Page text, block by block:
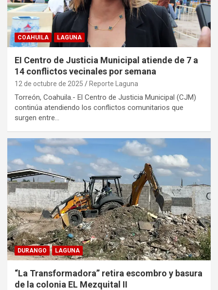
COAHUILA LAGUNA
EI Centro de Justicia Municipal atiende de 7 a
14 conflictos vecinales por semana
12 de octubre de 2025 Reporte Laguna
Torreón, Coahuila.- El Centro de Justicia Municipal (CJM)
continúa atendiendo los conflictos comunitarios que
surgen entre…
DURANGO LAGUNA
“La Transformadora” retira escombro y basura
de la colonia EL Mezquital II